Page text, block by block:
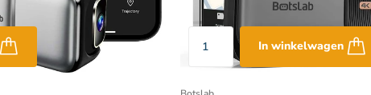
In winkelwagen